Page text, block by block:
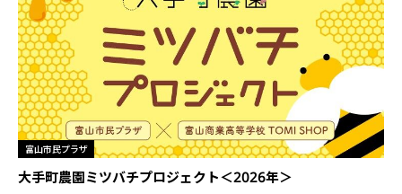
富山市民プラザ
大手町農園ミツバチプロジェクト＜2026年＞